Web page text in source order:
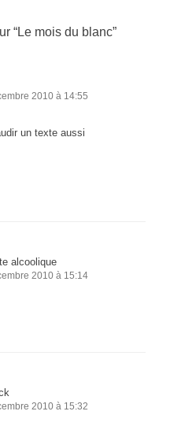
“Le mois du blanc”
2010 à 14:55
un texte aussi
alcoolique
2010 à 15:14
2010 à 15:32